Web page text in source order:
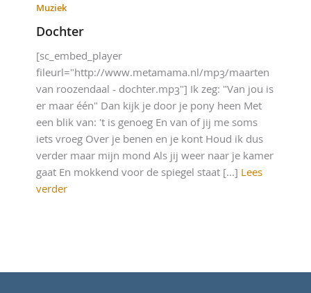
Muziek
Dochter
[sc_embed_player
fileurl="http://www.metamama.nl/mp3/maarten
van roozendaal - dochter.mp3"] Ik zeg: "Van jou is
er maar één" Dan kijk je door je pony heen Met
een blik van: 't is genoeg En van of jij me soms
iets vroeg Over je benen en je kont Houd ik dus
verder maar mijn mond Als jij weer naar je kamer
gaat En mokkend voor de spiegel staat [...] Lees
verder